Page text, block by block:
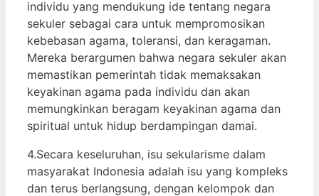
individu yang mendukung ide tentang negara
sekuler sebagai cara untuk mempromosikan
kebebasan agama, toleransi, dan keragaman.
Mereka berargumen bahwa negara sekuler akan
memastikan pemerintah tidak memaksakan
keyakinan agama pada individu dan akan
memungkinkan beragam keyakinan agama dan
spiritual untuk hidup berdampingan damai.
4.Secara keseluruhan, isu sekularisme dalam
masyarakat Indonesia adalah isu yang kompleks
dan terus berlangsung, dengan kelompok dan